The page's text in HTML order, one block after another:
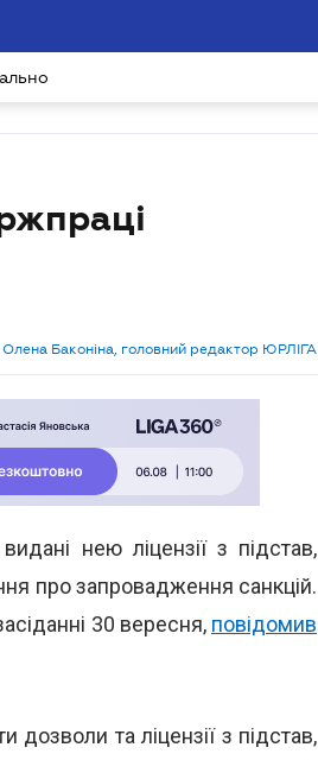
Олена Баконіна, головний редактор ЮРЛІГА
нею ліцензії з підстав,
про запровадження санкцій.
30 вересня, повідомив
та ліцензії з підстав,